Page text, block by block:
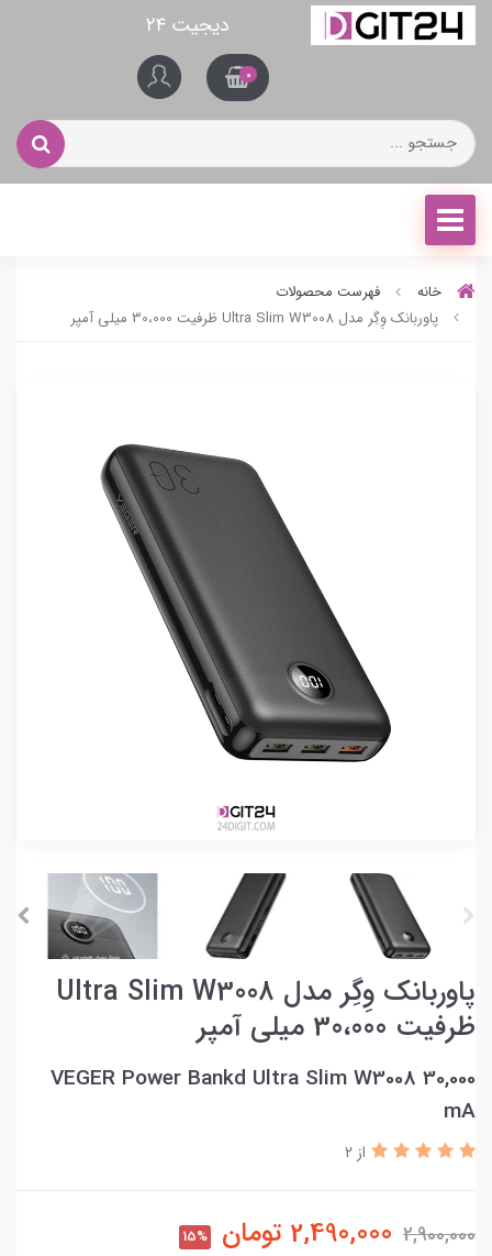
دیجیت ۲۴
0
خانه
فهرست محصولات
پاوربانک وِگِر مدل Ultra Slim W3008 ظرفیت 30،000 میلی آمپر
پاوربانک وِگِر مدل Ultra Slim W3008
ظرفیت 30،000 میلی آمپر
VEGER Power Bankd Ultra Slim W3008 30,000
mA
از 2
2,900,000
2,490,000 تومان 15%